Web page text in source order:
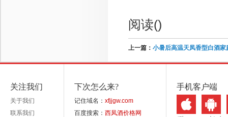
阅读()
上一篇： 小暑后高温天凤香型白酒
关注我们
关于我们
联系我们
下次怎么来?
记住域名： xfjjgw.com
百度搜索： 西凤酒价格网
手机客户端